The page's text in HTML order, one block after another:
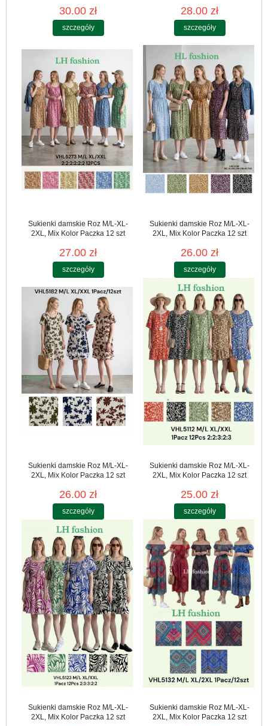
30.00 zł
szczegóły
28.00 zł
szczegóły
Sukienki damskie Roz M/L-XL-
2XL, Mix Kolor Paczka 12 szt
27.00 zł
szczegóły
Sukienki damskie Roz M/L-XL-
2XL, Mix Kolor Paczka 12 szt
26.00 zł
szczegóły
Sukienki damskie Roz M/L-XL-
2XL, Mix Kolor Paczka 12 szt
26.00 zł
szczegóły
Sukienki damskie Roz M/L-XL-
2XL, Mix Kolor Paczka 12 szt
25.00 zł
szczegóły
Sukienki damskie Roz M/L-XL-
2XL, Mix Kolor Paczka 12 szt
Sukienki damskie Roz M/L-XL-
2XL, Mix Kolor Paczka 12 szt